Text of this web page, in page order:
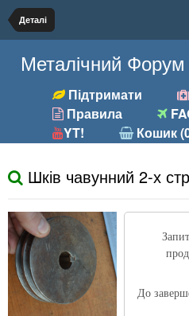
Деталі
Металічний Форум
Підтримати
Правила
YT!
Кошик
Шків чавунний 2-х
До